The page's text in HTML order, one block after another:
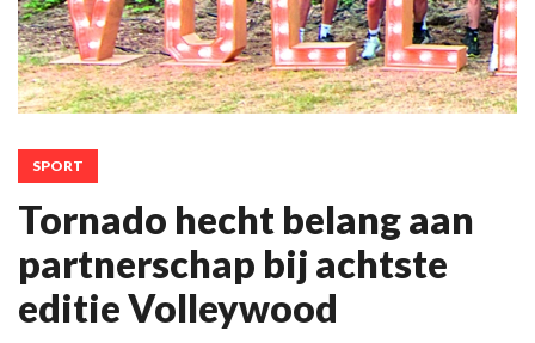
SPORT
Tornado hecht belang aan
partnerschap bij achtste
editie Volleywood